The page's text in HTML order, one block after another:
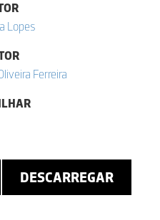
Lopes
Ferreira
DESCARREGAR